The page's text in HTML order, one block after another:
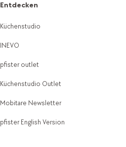
Entdecken
Küchenstudio
INEVO
pfister outlet
Küchenstudio Outlet
Mobitare Newsletter
pfister English Version